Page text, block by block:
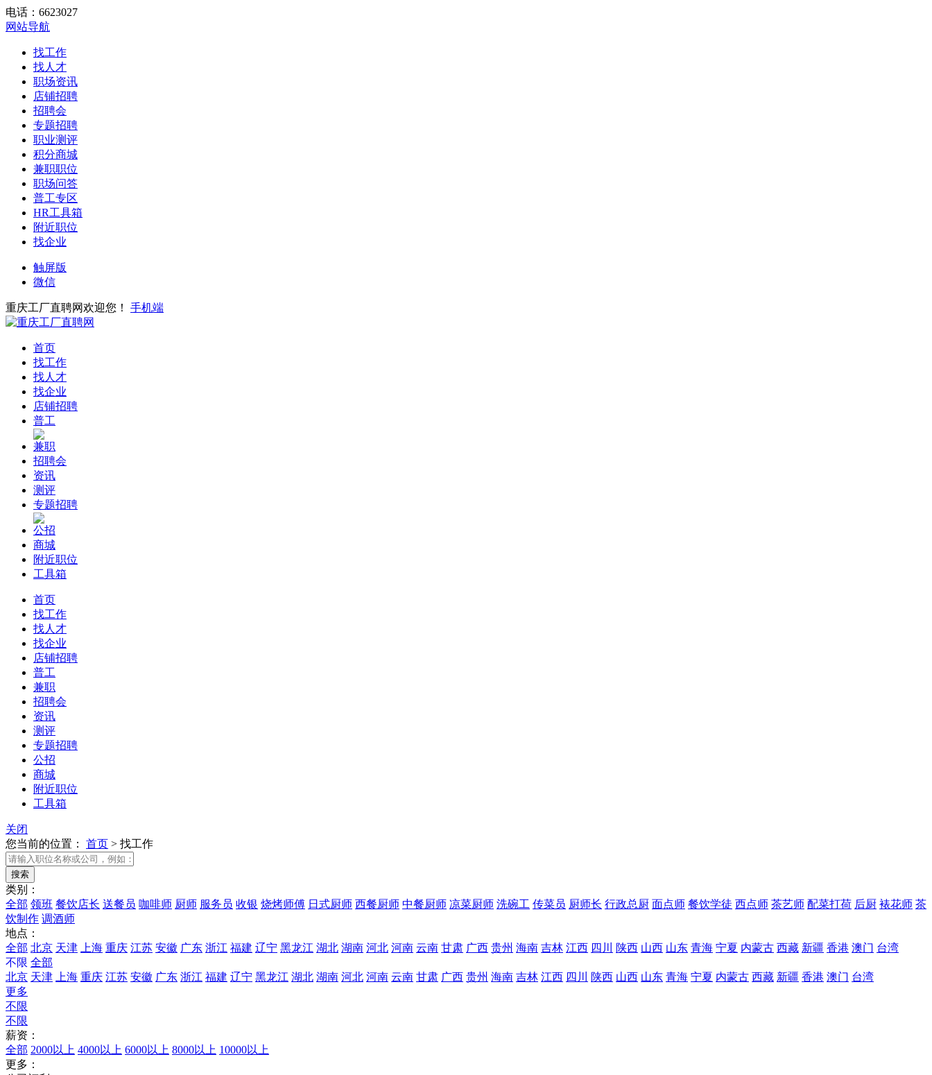
电话：6623027
网站导航
找工作
找人才
职场资讯
店铺招聘
招聘会
专题招聘
职业测评
积分商城
兼职职位
职场问答
普工专区
HR工具箱
附近职位
找企业
触屏版
微信
重庆工厂直聘网欢迎您！ 手机端
首页
找工作
找人才
找企业
店铺招聘
普工
兼职
招聘会
资讯
测评
专题招聘
公招
商城
附近职位
工具箱
首页
找工作
找人才
找企业
店铺招聘
普工
兼职
招聘会
资讯
测评
专题招聘
公招
商城
附近职位
工具箱
关闭
您当前的位置： 首页 > 找工作
类别：
全部 领班 餐饮店长 送餐员 咖啡师 厨师 服务员 收银 烧烤师傅 日式厨师 西餐厨师 中餐厨师 凉菜厨师 洗碗工 传菜员 厨师长 行政总厨 面点师 餐饮学徒 西点师 茶艺师 配菜打荷 后厨 裱花师 茶
饮制作 调酒师
地点：
全部 北京 天津 上海 重庆 江苏 安徽 广东 浙江 福建 辽宁 黑龙江 湖北 湖南 河北 河南 云南 甘肃 广西 贵州 海南 吉林 江西 四川 陕西 山西 山东 青海 宁夏 内蒙古 西藏 新疆 香港 澳门 台湾
不限 全部
北京 天津 上海 重庆 江苏 安徽 广东 浙江 福建 辽宁 黑龙江 湖北 湖南 河北 河南 云南 甘肃 广西 贵州 海南 吉林 江西 四川 陕西 山西 山东 青海 宁夏 内蒙古 西藏 新疆 香港 澳门 台湾
更多
不限
不限
薪资：
全部 2000以上 4000以上 6000以上 8000以上 10000以上
更多：